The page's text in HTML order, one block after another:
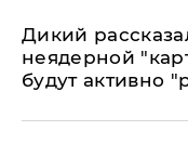
Дикий
неядерной
будут активно